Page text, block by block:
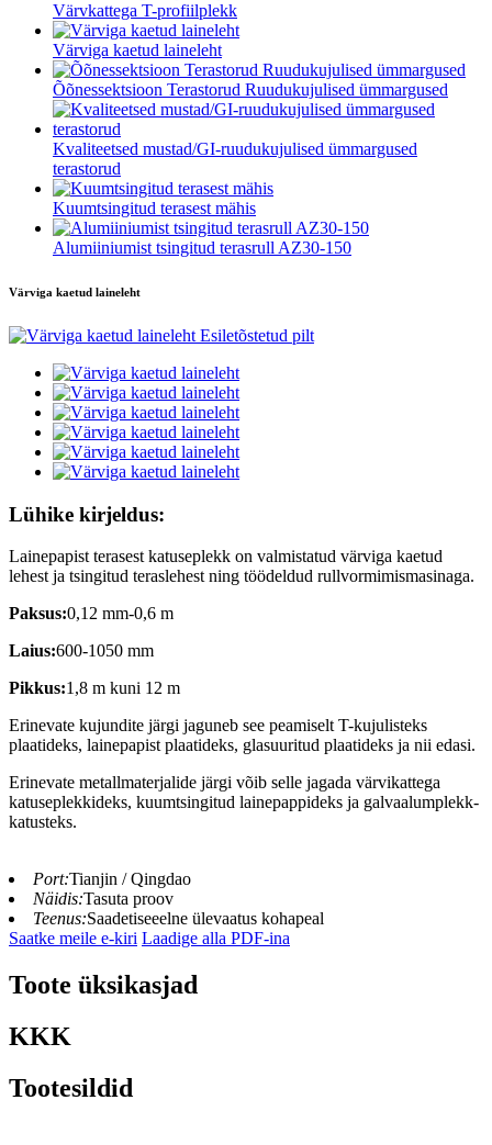
Värvkattega T-profiilplekk
Värviga kaetud laineleht
Õõnessektsioon Terastorud Ruudukujulised ümmargused
Kvaliteetsed mustad/GI-ruudukujulised ümmargused
terastorud
Kuumtsingitud terasest mähis
Alumiiniumist tsingitud terasrull AZ30-150
Värviga kaetud laineleht
Lühike kirjeldus:
Lainepapist terasest katuseplekk on valmistatud värviga kaetud
lehest ja tsingitud teraslehest ning töödeldud rullvormimismasinaga.
Paksus:0,12 mm-0,6 m
Laius:600-1050 mm
Pikkus:1,8 m kuni 12 m
Erinevate kujundite järgi jaguneb see peamiselt T-kujulisteks
plaatideks, lainepapist plaatideks, glasuuritud plaatideks ja nii edasi.
Erinevate metallmaterjalide järgi võib selle jagada värvikattega
katuseplekkideks, kuumtsingitud lainepappideks ja galvaalumplekk-
katusteks.
Port:Tianjin / Qingdao
Näidis:Tasuta proov
Teenus:Saadetiseeelne ülevaatus kohapeal
Saatke meile e-kiri Laadige alla PDF-ina
Toote üksikasjad
KKK
Tootesildid